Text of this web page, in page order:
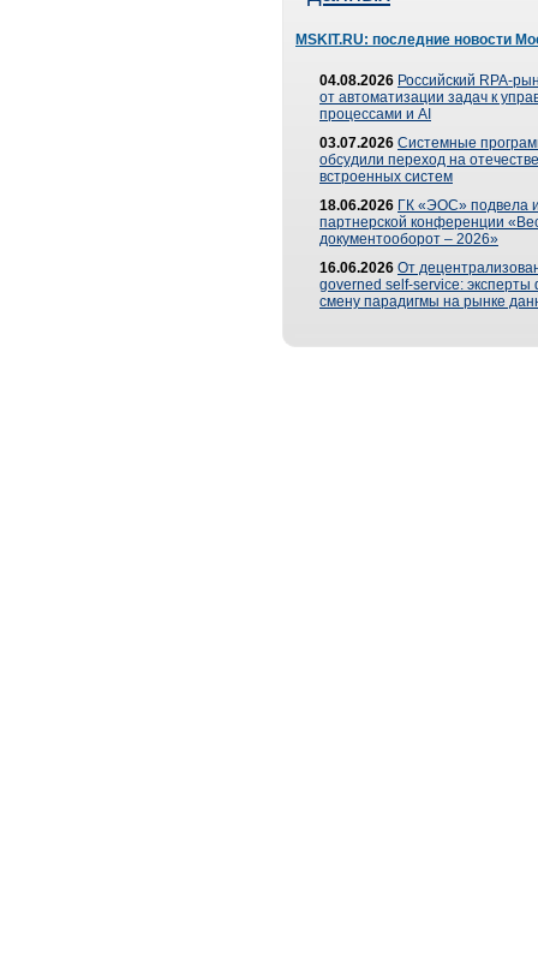
MSKIT.RU: последние новости
04.08.2026 Российский RPA-
от автоматизации задач к
процессами и AI
03.07.2026 Системные
обсудили переход на
встроенных систем
18.06.2026 ГК «ЭОС» подвела
партнерской конференции
документооборот – 2026»
16.06.2026 От
governed self-service: эксперты
смену парадигмы на рынке